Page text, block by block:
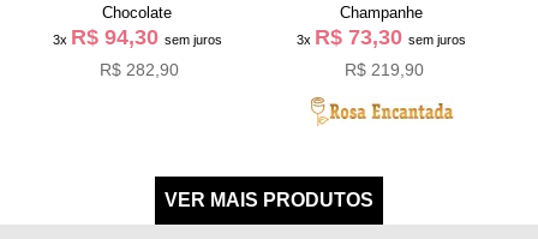
Chocolate
3x R$ 94,30 sem juros
R$ 282,90
Champanhe
3x R$ 73,30sem juros
R$ 219,90